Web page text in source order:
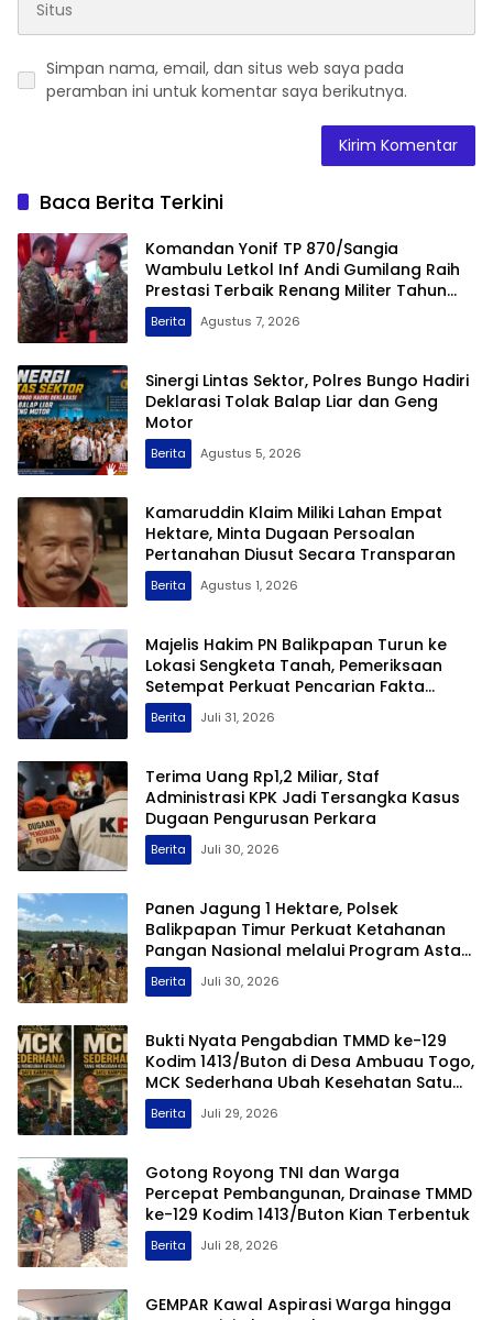
Simpan nama, email, dan situs web saya pada
peramban ini untuk komentar saya berikutnya.
Baca Berita Terkini
Komandan Yonif TP 870/Sangia
Wambulu Letkol Inf Andi Gumilang Raih
Prestasi Terbaik Renang Militer Tahun
2026
Berita Agustus 7, 2026
Sinergi Lintas Sektor, Polres Bungo Hadiri
Deklarasi Tolak Balap Liar dan Geng
Motor
Berita Agustus 5, 2026
Kamaruddin Klaim Miliki Lahan Empat
Hektare, Minta Dugaan Persoalan
Pertanahan Diusut Secara Transparan
Berita Agustus 1, 2026
Majelis Hakim PN Balikpapan Turun ke
Lokasi Sengketa Tanah, Pemeriksaan
Setempat Perkuat Pencarian Fakta
Hukum
Berita Juli 31, 2026
Terima Uang Rp1,2 Miliar, Staf
Administrasi KPK Jadi Tersangka Kasus
Dugaan Pengurusan Perkara
Berita Juli 30, 2026
Panen Jagung 1 Hektare, Polsek
Balikpapan Timur Perkuat Ketahanan
Pangan Nasional melalui Program Asta
Cita
Berita Juli 30, 2026
Bukti Nyata Pengabdian TMMD ke-129
Kodim 1413/Buton di Desa Ambuau Togo,
MCK Sederhana Ubah Kesehatan Satu
Kampung
Berita Juli 29, 2026
Gotong Royong TNI dan Warga
Percepat Pembangunan, Drainase TMMD
ke-129 Kodim 1413/Buton Kian Terbentuk
Berita Juli 28, 2026
GEMPAR Kawal Aspirasi Warga hingga